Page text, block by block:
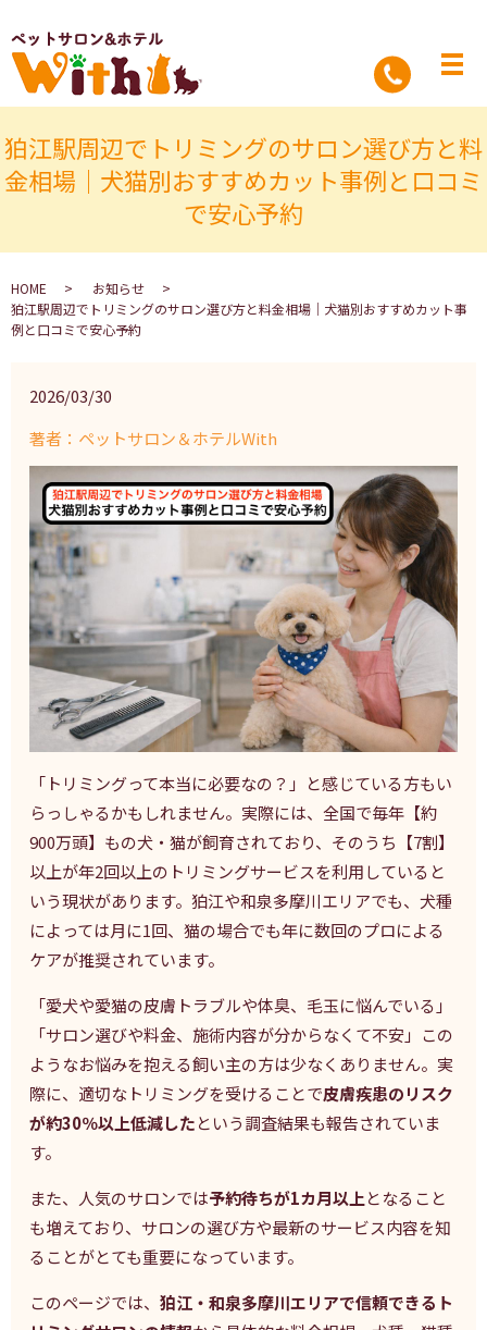
狛江駅周辺でトリミングのサロン選び方と料
金相場｜犬猫別おすすめカット事例と口コミ
で安心予約
HOME
お知らせ
狛江駅周辺でトリミングのサロン選び方と料金相場｜犬猫別おすすめカット事
例と口コミで安心予約
2026/03/30
著者：ペットサロン＆ホテルWith
「トリミングって本当に必要なの？」と感じている方もい
らっしゃるかもしれません。実際には、全国で毎年【約
900万頭】もの犬・猫が飼育されており、そのうち【7割】
以上が年2回以上のトリミングサービスを利用していると
いう現状があります。狛江や和泉多摩川エリアでも、犬種
によっては月に1回、猫の場合でも年に数回のプロによる
ケアが推奨されています。
「愛犬や愛猫の皮膚トラブルや体臭、毛玉に悩んでいる」
「サロン選びや料金、施術内容が分からなくて不安」この
ようなお悩みを抱える飼い主の方は少なくありません。実
際に、適切なトリミングを受けることで皮膚疾患のリスク
が約30％以上低減したという調査結果も報告されていま
す。
また、人気のサロンでは予約待ちが1カ月以上となること
も増えており、サロンの選び方や最新のサービス内容を知
ることがとても重要になっています。
このページでは、狛江・和泉多摩川エリアで信頼できるト